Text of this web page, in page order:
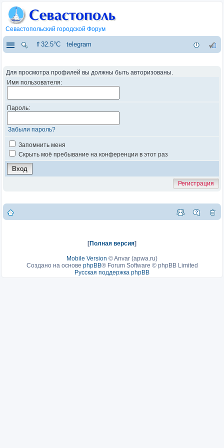
Севастопольский городской Форум
⇑32.5°C telegram
Для просмотра профилей вы должны быть авторизованы.
Имя пользователя:
Пароль:
Забыли пароль?
Запомнить меня
Скрыть моё пребывание на конференции в этот раз
Регистрация
[Полная версия]
Mobile Version ©Anvar (apwa.ru)
Создано на основе phpBB® Forum Software © phpBB Limited
Русская поддержка phpBB